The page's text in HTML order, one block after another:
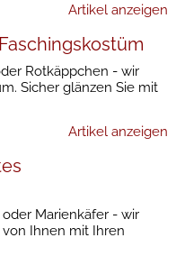
Artikel anzeigen
Rotkäppchen - wir
Sicher glänzen Sie mit
Artikel anzeigen
Marienkäfer - wir
Ihnen mit Ihren